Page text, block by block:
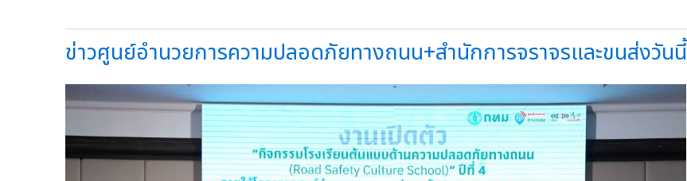
ข่าวศูนย์อำนวยการความปลอดภัยทางถนน+สำนักการจราจรและขนส่งวันนี้